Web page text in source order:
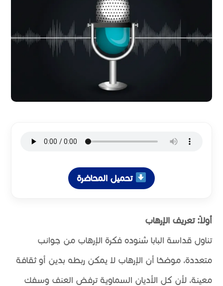
تحميل المحاضرة
أولاً: تعريف الإرهاب
تناول قداسة البابا شنوده فكرة الإرهاب من جوانب
متعددة، موضحًا أن الإرهاب لا يمكن ربطه بدين أو ثقافة
معينة، لأن كل الأديان السماوية ترفض العنف وسفك